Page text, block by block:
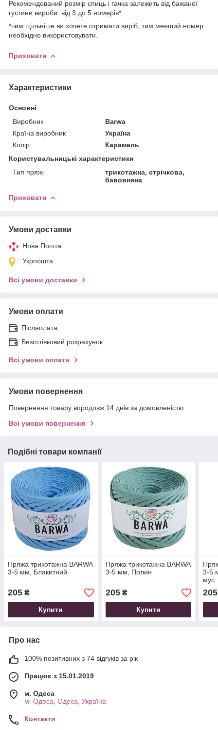
Рекомендований розмір спиць і гачка залежить від бажаної
густини вироби: від 3 до 5 номерів*
*чим щільніше ви хочете отримати виріб, тим менший номер
необхідно використовувати.
Приховати
Характеристики
Основні
Виробник
Barwa
Країна виробник
Україна
Колір
Карамель
Користувальницькі характеристики
Тип пряжі
трикотажна, стрічкова,
бавовняна
Приховати
Умови доставки
Нова Пошта
Укрпошта
Всі умови доставки
Умови оплати
Післяплата
Безготівковий розрахунок
Всі умови оплати
Умови повернення
Повернення товару впродовж 14 днів за домовленістю
Всі умови повернення
Подібні товари компанії
Пряжа трикотажна BARWA
3-5 мм, Блакитний
205 ₴
Купити
Пряжа трикотажна BARWA
3-5 мм, Полин
205₴
Купити
3-5
мус
205
Про нас
100% позитивних з 74 відгуків за рік
Працює з 15.01.2019
м. Одеса
м. Одеса, Одеса, Україна
Контакти